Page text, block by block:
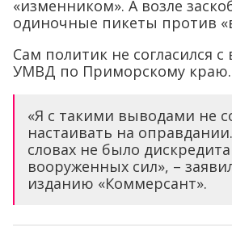
«изменником». А возле
одиночные пикеты против
Сам политик не согласился
УМВД по Приморскому краю.
«Я с такими выводами не
настаивать на
словах не было
вооруженных сил», –
изданию «Коммерсант».